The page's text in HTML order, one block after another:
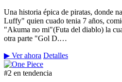
Una historia épica de piratas, donde
Luffy" quien cuado tenia 7 años,
"Akuma no mi"(Futa del diablo) la
otra parte "Gol D.…
▶ Ver ahora Detalles
#2 en tendencia